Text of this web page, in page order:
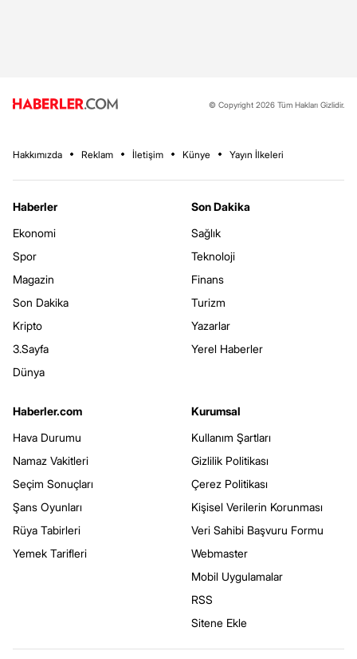
© Copyright 2026 Tüm Hakları Gizlidir.
Hakkımızda Reklam İletişim Künye Yayın İlkeleri
Haberler
Ekonomi
Spor
Magazin
Son Dakika
Kripto
3.Sayfa
Dünya
Son Dakika
Sağlık
Teknoloji
Finans
Turizm
Yazarlar
Yerel Haberler
Haberler.com
Hava Durumu
Namaz Vakitleri
Seçim Sonuçları
Şans Oyunları
Rüya Tabirleri
Yemek Tarifleri
Kurumsal
Kullanım Şartları
Gizlilik Politikası
Çerez Politikası
Kişisel Verilerin Korunması
Veri Sahibi Başvuru Formu
Webmaster
Mobil Uygulamalar
RSS
Sitene Ekle